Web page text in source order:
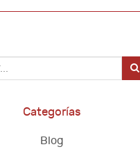
Categorías
Blog